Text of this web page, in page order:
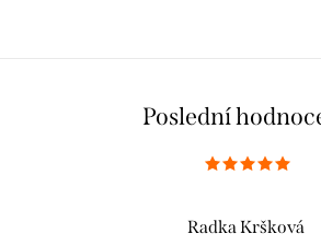
Poslední
Radka Kršková